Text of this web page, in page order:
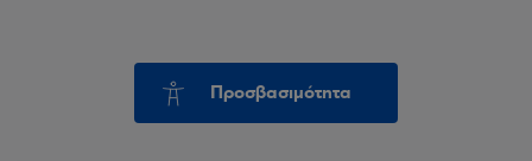
Προσβασιμότητα